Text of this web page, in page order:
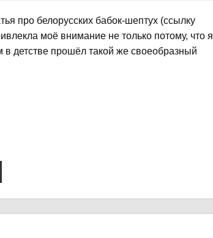
про белорусских бабок-шептух (ссылку
моё внимание не только потому, что я
детстве прошёл такой же своеобразный